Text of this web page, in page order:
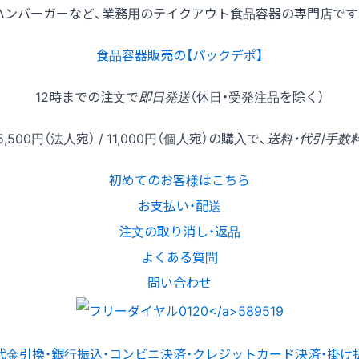
ンバーガーなど、業務用のテイクアウト食品容器の専門店です
食品容器販売の【パックデポ】
12時までの注文で即日発送（休日・受発注品を除く）
円（法人宛） / 11,000円（個人宛）の購入で、 送料・代引手数
初めてのお客様はこちら
お支払い・配送
注文の取り消し・返品
よくある質問
問い合わせ